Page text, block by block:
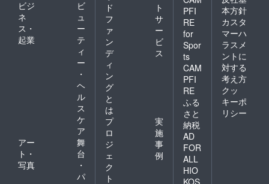
ビジ
ネ
ス・
起業
ビ
ュ
ー
テ
ィ
ー
・
ヘ
ル
ス
ケ
ア
アー
ト・
写真
舞
台
・
パ
ド
フ
ァ
ン
デ
ィ
ン
グ
と
は
ト
サ
ー
ビ
ス
プ
ロ
ジ
ェ
ク
ト
実
施
事
例
PFI
RE
for
Spor
ts
CAM
PFI
RE
ふる
さと
納税
AD
FOR
ALL
HIO
KOS
本方針
カスタ
マーハ
ラスメ
ントに
対する
考え方
クッ
キーポ
リシー